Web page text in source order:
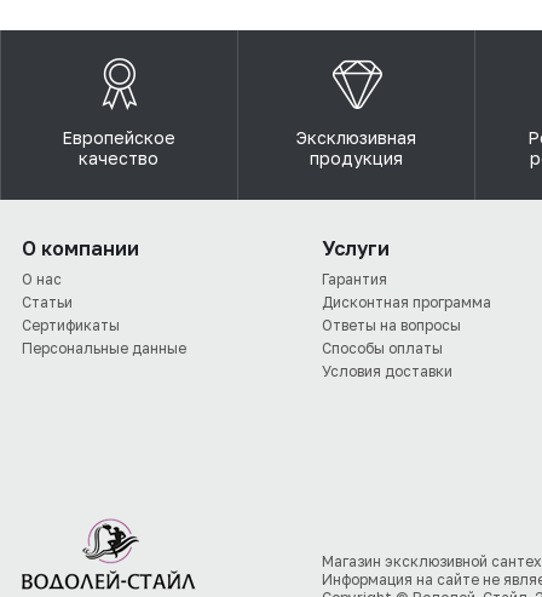
Европейское
качество
Эксклюзивная
продукция
О компании
О нас
Статьи
Сертификаты
Персональные данные
Услуги
Гарантия
Дисконтная программа
Ответы на вопросы
Способы оплаты
Условия доставки
Магазин эксклюзивной
Информация на сайте не